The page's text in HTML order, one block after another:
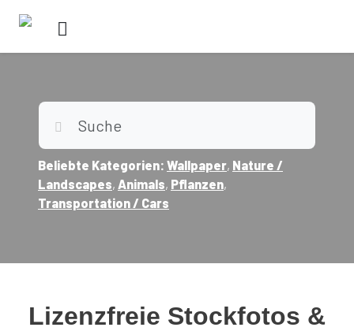
Beliebte Kategorien: Wallpaper, Nature /
Landscapes, Animals, Pflanzen,
Transportation / Cars
Lizenzfreie Stockfotos &